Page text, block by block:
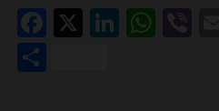
Facebook
X LinkedIn